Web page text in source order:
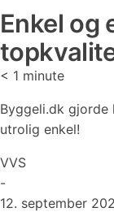
Enkel og
< 1 minute
Byggeli.dk gjorde
utrolig enkel!
VVS
-
12. september